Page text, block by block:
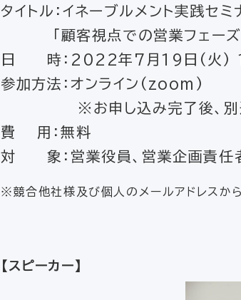
タイトル：イネーブルメント実践セミ
「顧客視点での営業フェーズ
日 時：2022年7月19日(火
参加方法：オンライン(zoom)
※お申し込み完了後、別途
費 用：無料
対 象：営業役員、営業企画責任
※競合他社様及び個人のメールアドレスか
【スピーカー】